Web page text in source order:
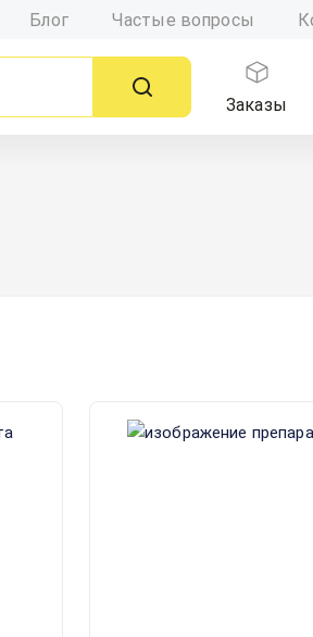
Блог Частые вопросы
Заказы